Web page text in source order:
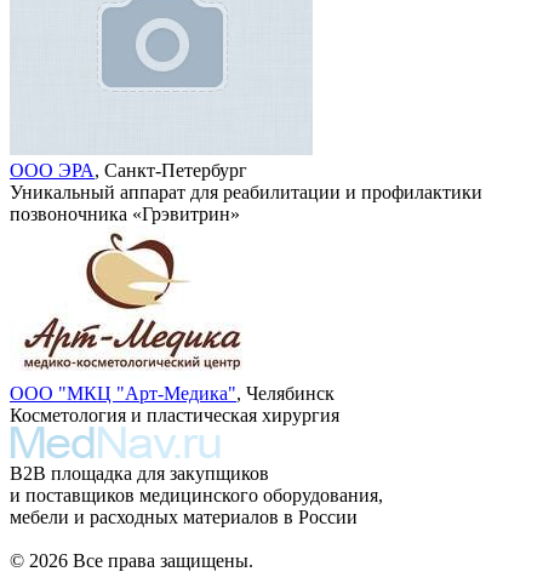
ООО ЭРА, Санкт-Петербург
Уникальный аппарат для реабилитации и профилактики
позвоночника «Грэвитрин»
ООО "МКЦ "Арт-Медика", Челябинск
Косметология и пластическая хирургия
B2B площадка для закупщиков
и поставщиков медицинского оборудования,
мебели и расходных материалов в России
© 2026 Все права защищены.